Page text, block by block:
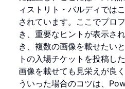
ィストリト・バルディでは
されています。ここでプロ
き、重要なヒントが表示さ
き、複数の画像を載せたい
トの入場チケットを投稿し
画像を載せても見栄えが良
ういった場合のコツは、